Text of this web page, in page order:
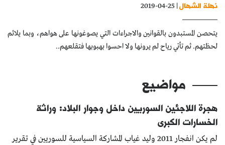
نهلة الشهال| 25-04-2019
يتحصن المستبدون بالقوانين والاجراءات التي يصوغونها على هواهم، وبما يلائم
لحظتهم. ثم تأتي رياح لم يرونها ولا احسوا بهبوبها فتقلعهم..
مواضيع
هجرة اللاجئين السوريين داخل وجوار البلاد: وراثة
الخسارات الكبرى
لم يكن انفجار 2011 وليد غياب المشاركة السياسية للسوريين في تقرير